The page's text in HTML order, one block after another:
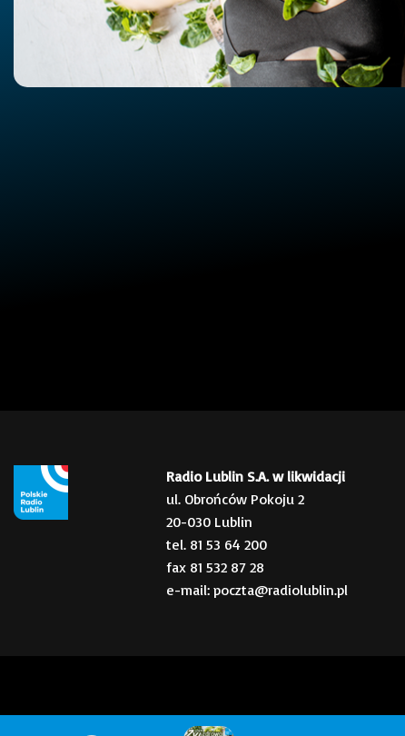
Radio Lublin S.A. w likwidacji
ul. Obrońców Pokoju 2
20-030 Lublin
tel. 81 53 64 200
fax 81 532 87 28
e-mail: poczta@radiolublin.pl